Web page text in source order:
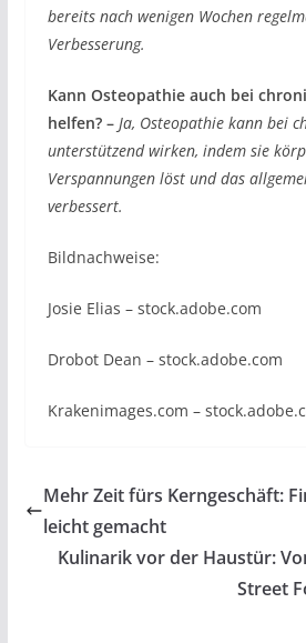
bereits nach wenigen Wochen
Verbesserung.
Kann Osteopathie auch bei
helfen? – Ja, Osteopathie kann bei
unterstützend wirken, indem sie
Verspannungen löst und das
verbessert.
Bildnachweise:
Josie Elias – stock.adobe.com
Drobot Dean – stock.adobe.com
Krakenimages.com –
Mehr Zeit fürs Kerngeschäft:
leicht gemacht
Kulinarik vor der Haustür:
Street